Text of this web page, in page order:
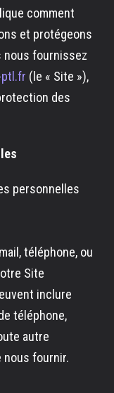
comment
et protégeons
nous fournissez
(le « Site »),
des
personnelles
téléphone, ou
Site
inclure
téléphone,
autre
nous fournir.